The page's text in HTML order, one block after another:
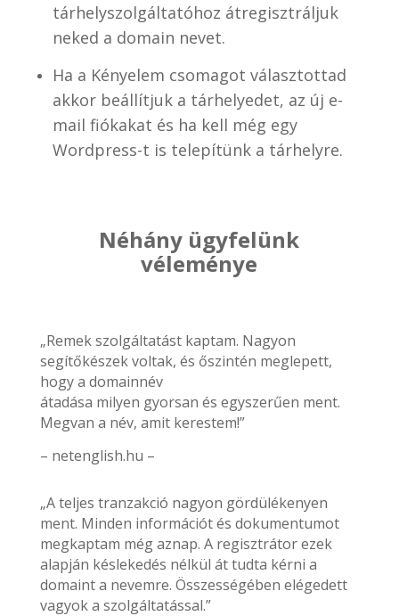
tárhelyszolgáltatóhoz átregisztráljuk
neked a domain nevet.
Ha a Kényelem csomagot választottad
akkor beállítjuk a tárhelyedet, az új e-
mail fiókakat és ha kell még egy
Wordpress-t is telepítünk a tárhelyre.
Néhány ügyfelünk
véleménye
„Remek szolgáltatást kaptam. Nagyon
segítőkészek voltak, és őszintén meglepett,
hogy a domainnév
átadása milyen gyorsan és egyszerűen ment.
Megvan a név, amit kerestem!”
– netenglish.hu –
„A teljes tranzakció nagyon gördülékenyen
ment. Minden információt és dokumentumot
megkaptam még aznap. A regisztrátor ezek
alapján késlekedés nélkül át tudta kérni a
domaint a nevemre. Összességében elégedett
vagyok a szolgáltatással.”